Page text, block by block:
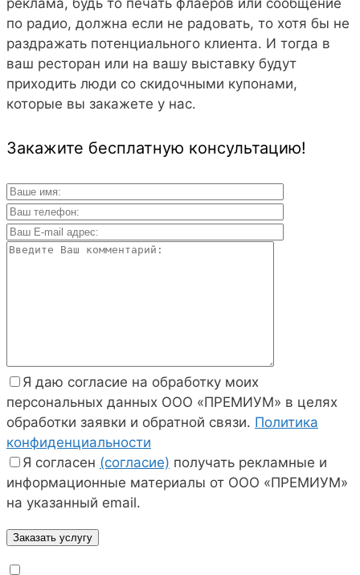
реклама, будь то печать флаеров или сообщение
по радио, должна если не радовать, то хотя бы не
раздражать потенциального клиента. И тогда в
ваш ресторан или на вашу выставку будут
приходить люди со скидочными купонами,
которые вы закажете у нас.
Закажите бесплатную консультацию!
Я даю согласие на обработку моих
персональных данных ООО «ПРЕМИУМ» в целях
обработки заявки и обратной связи. Политика
конфиденциальности
Я согласен (согласие) получать рекламные и
информационные материалы от ООО «ПРЕМИУМ»
на указанный email.